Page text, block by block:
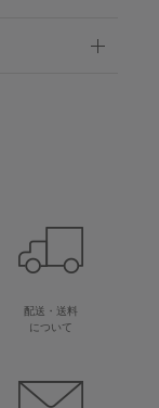
配送・送料
について